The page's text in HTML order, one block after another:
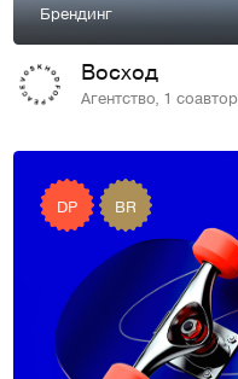
Брендинг
Восход
Агентство, 1 соавтор
DP BR